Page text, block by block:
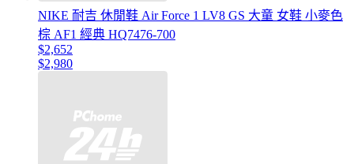
NIKE 耐吉 休閒鞋 Air Force 1 LV8 GS 大童 女鞋 小麥色
棕 AF1 經典 HQ7476-700
$2,652
$2,980